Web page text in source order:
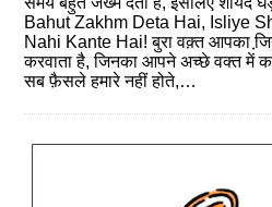
Bahut Zakhm Deta Hai, Isliye
Nahi Kante Hai! बुरा वक़्त आपका
करवाता है, जिनका आपने अच्छे वक्त में
सब फ़ैसले हमारे नहीं होते,…